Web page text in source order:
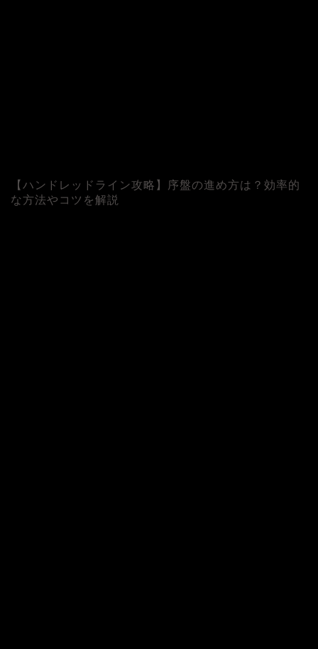
【ハンドレッドライン攻略】序盤の進め方は？効率的
な方法やコツを解説